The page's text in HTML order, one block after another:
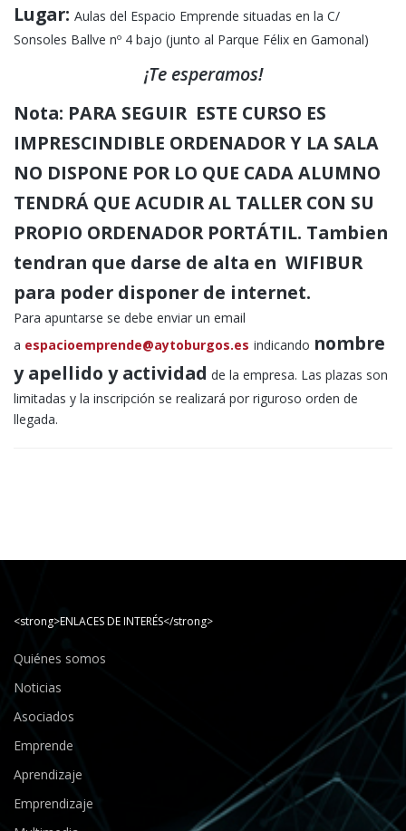
Lugar: Aulas del Espacio Emprende situadas en la C/
Sonsoles Ballve nº 4 bajo (junto al Parque Félix en Gamonal)
¡Te esperamos!
Nota: PARA SEGUIR ESTE CURSO ES
IMPRESCINDIBLE ORDENADOR Y LA SALA
NO DISPONE POR LO QUE CADA ALUMNO
TENDRÁ QUE ACUDIR AL TALLER CON SU
PROPIO ORDENADOR PORTÁTIL. Tambien
tendran que darse de alta en WIFIBUR
para poder disponer de internet.
Para apuntarse se debe enviar un email
a espacioemprende@aytoburgos.es indicando nombre
y apellido y actividad de la empresa. Las plazas son
limitadas y la inscripción se realizará por riguroso orden de
llegada.
<strong>ENLACES DE INTERÉS</strong>
Quiénes somos
Noticias
Asociados
Emprende
Aprendizaje
Emprendizaje